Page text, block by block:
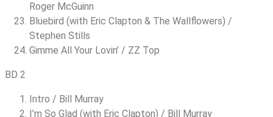
Roger McGuinn
Bluebird (with Eric Clapton & The Wallflowers) /
Stephen Stills
Gimme All Your Lovin’ / ZZ Top
BD 2
Intro / Bill Murray
I’m So Glad (with Eric Clapton) / Bill Murray